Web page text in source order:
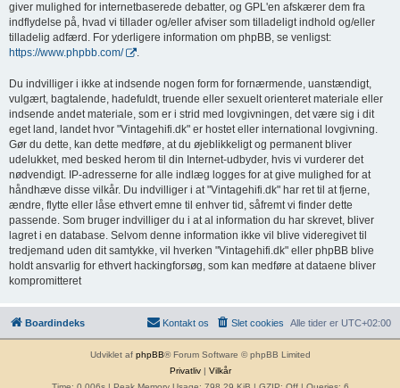
giver mulighed for internetbaserede debatter, og GPL'en afskærer dem fra
indflydelse på, hvad vi tillader og/eller afviser som tilladeligt indhold og/eller
tilladelig adfærd. For yderligere information om phpBB, se venligst:
https://www.phpbb.com/
.
Du indvilliger i ikke at indsende nogen form for fornærmende, uanstændigt,
vulgært, bagtalende, hadefuldt, truende eller sexuelt orienteret materiale eller
indsende andet materiale, som er i strid med lovgivningen, det være sig i dit
eget land, landet hvor "Vintagehifi.dk" er hostet eller international lovgivning.
Gør du dette, kan dette medføre, at du øjeblikkeligt og permanent bliver
udelukket, med besked herom til din Internet-udbyder, hvis vi vurderer det
nødvendigt. IP-adresserne for alle indlæg logges for at give mulighed for at
håndhæve disse vilkår. Du indvilliger i at "Vintagehifi.dk" har ret til at fjerne,
ændre, flytte eller låse ethvert emne til enhver tid, såfremt vi finder dette
passende. Som bruger indvilliger du i at al information du har skrevet, bliver
lagret i en database. Selvom denne information ikke vil blive videregivet til
tredjemand uden dit samtykke, vil hverken "Vintagehifi.dk" eller phpBB blive
holdt ansvarlig for ethvert hackingforsøg, som kan medføre at dataene bliver
kompromitteret
Boardindeks Alle tider er UTC+02:00
Slet cookies
Kontakt os
Udviklet af phpBB® Forum Software © phpBB Limited
Privatliv| Vilkår